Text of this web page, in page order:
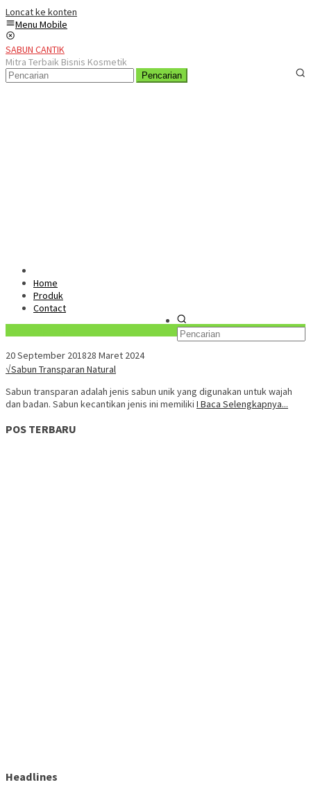
Loncat ke konten
Menu Mobile
SABUN CANTIK
Mitra Terbaik Bisnis Kosmetik
Pencarian
Home
Produk
Contact
20 September 201828 Maret 2024
√Sabun Transparan Natural
Sabun transparan adalah jenis sabun unik yang digunakan untuk wajah
dan badan. Sabun kecantikan jenis ini memiliki I Baca Selengkapnya...
POS TERBARU
Headlines